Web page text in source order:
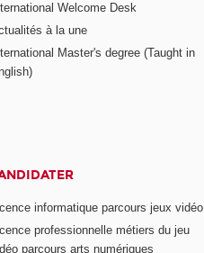
Welcome Desk
à la une
Master's degree (Taught in
informatique parcours jeux vidéo
professionnelle métiers du jeu
parcours arts numériques